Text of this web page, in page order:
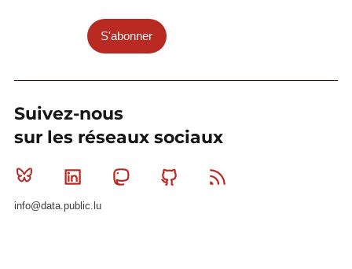
S'abonner
Suivez-nous
sur les réseaux sociaux
Bluesky Linkedin MastodonGithub
info@data.public.lu